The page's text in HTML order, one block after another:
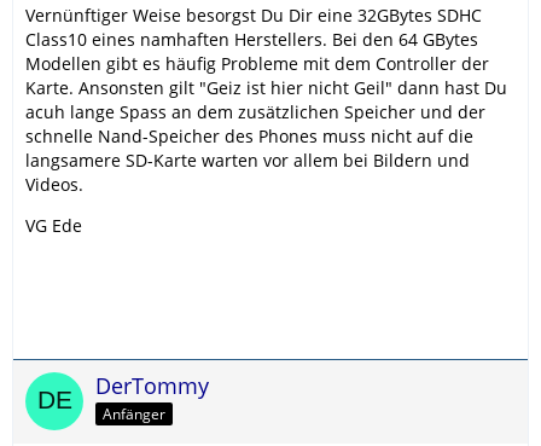
Vernünftiger Weise besorgst Du Dir eine 32GBytes SDHC
Class10 eines namhaften Herstellers. Bei den 64 GBytes
Modellen gibt es häufig Probleme mit dem Controller der
Karte. Ansonsten gilt "Geiz ist hier nicht Geil" dann hast Du
acuh lange Spass an dem zusätzlichen Speicher und der
schnelle Nand-Speicher des Phones muss nicht auf die
langsamere SD-Karte warten vor allem bei Bildern und
Videos.
VG Ede
DerTommy
Anfänger